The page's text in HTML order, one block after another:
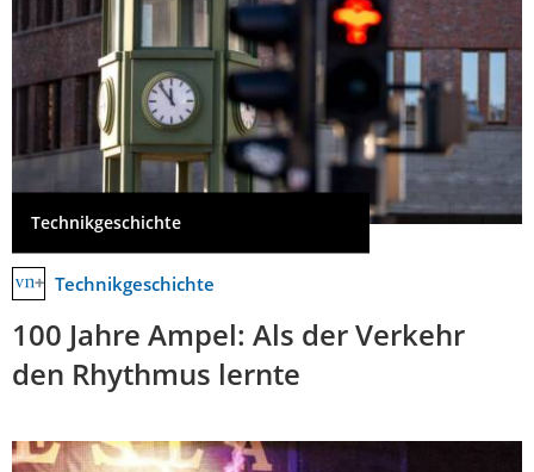
Technikgeschichte
Technikgeschichte
100 Jahre Ampel: Als der Verkehr
den Rhythmus lernte